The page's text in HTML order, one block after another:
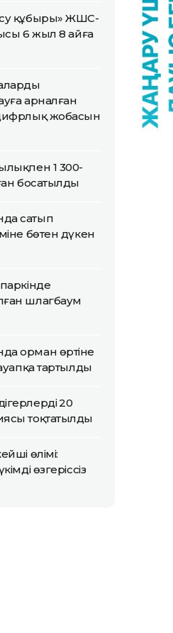
құбыры» ЖШС-
6 жыл 8 айға
арналған
жобасын
1 300-
босатылды
сатып
бөтен дүкен
шлагбаум
орман өртіне
тартылды
20
тоқтатылды
өлімі:
өзгеріссіз